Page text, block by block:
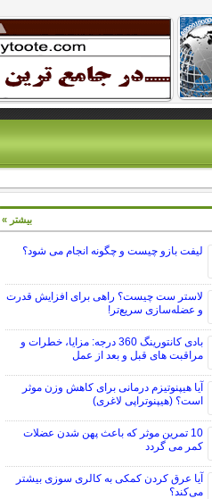
لیفت بازو چیست و چگونه انجام می شود؟
لاستر ست چیست؟ راهی برای افزایش قدرت
و عضله‌سازی سریع‌تر!
بادی کانتورینگ 360 درجه: مزایا، خطرات و
مراقبت های قبل و بعد از عمل
آیا هیپنوتیزم درمانی برای کاهش وزن موثر
است؟ (هیپنوتراپی لاغری)
10 تمرین موثر که باعث پهن شدن عضلات
کمر می گردد
آیا عرق کردن کمکی به کالری سوزی بیشتر
می‌کند؟
بیشتر »